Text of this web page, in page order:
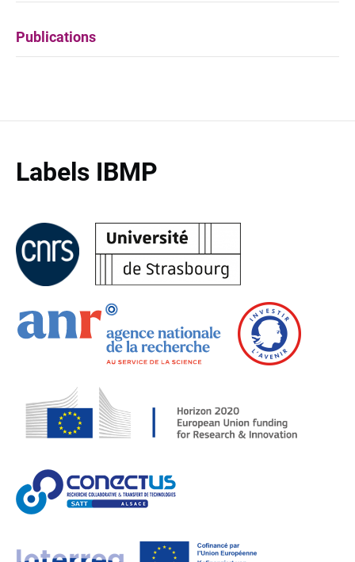
Publications
Labels IBMP